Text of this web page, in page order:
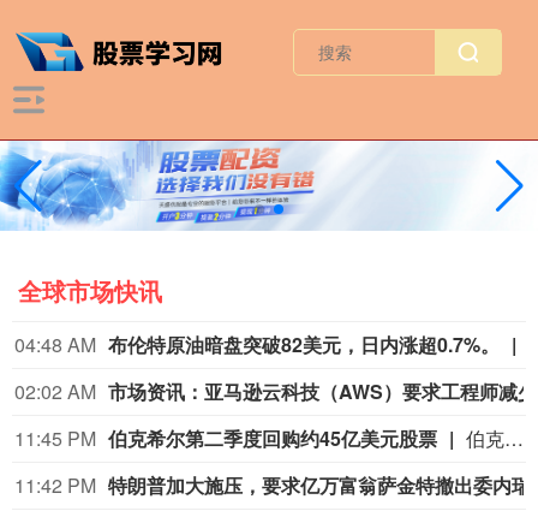
全球市场快讯
04:48 AM 布伦特原油暗盘突破82美元，日内涨超0.7%。
02:02 AM
11:45 PM 伯克希尔第二季度回购约45亿美元股票
伯克希尔第二季度斥资约45亿美元回购自身股票，并在期内买入近200亿美元股票，显示首席执行官阿贝尔正将公司庞大的现金储备更多投入市场。 伯克希尔第一季度开始回购股票，为一年多来的首次。阿贝尔今年早些时候表示，公司重新启动回购，是因为管理层认为股票的“内在价值”高于其市场价格。 CFRA Research分析师Cathy Seifert表示：“投资者会受到回购举措的鼓舞。这也是Greg接掌公司并彰显其主导地位的一种方式。” 此次股票回购为股东带来了自2021年以来规模最大的季度资本回报。伯克希尔第二季度现金储备降至3655亿美元，低于前一季度的约3970亿美元。
11:42 PM